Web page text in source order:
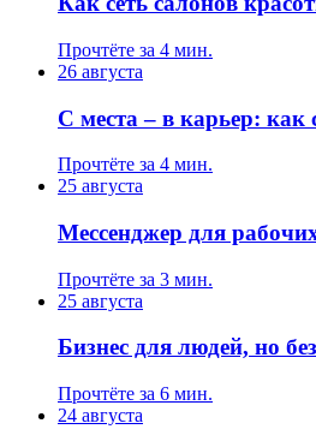
Прочтёте за 4 мин.
26 августа
С места – в карьер: как
Прочтёте за 4 мин.
25 августа
Мессенджер для
Прочтёте за 3 мин.
25 августа
Бизнес для людей, но
Прочтёте за 6 мин.
24 августа